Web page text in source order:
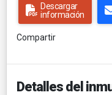
Descargar
información
Compartir
Detalles del